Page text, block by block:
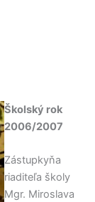
Školský rok
2006/2007
Zástupkyňa
riaditeľa školy
Mgr. Miroslava